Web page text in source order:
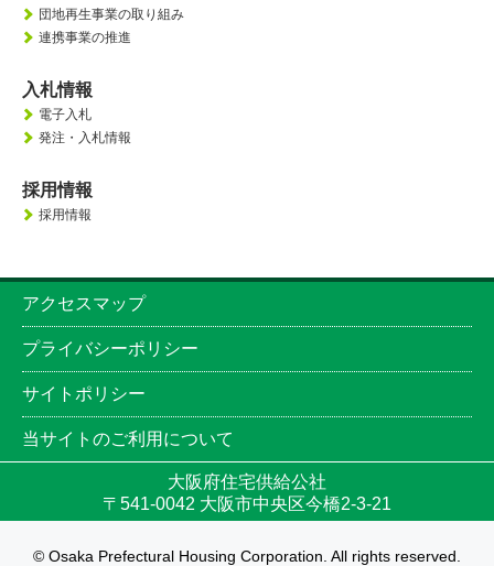
団地再生事業の取り組み
連携事業の推進
入札情報
電子入札
発注・入札情報
採用情報
採用情報
アクセスマップ
プライバシーポリシー
サイトポリシー
当サイトのご利用について
大阪府住宅供給公社
〒541-0042 大阪市中央区今橋2-3-21
© Osaka Prefectural Housing Corporation. All rights reserved.